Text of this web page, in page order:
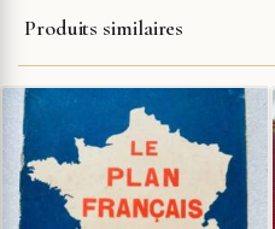
Produits similaires